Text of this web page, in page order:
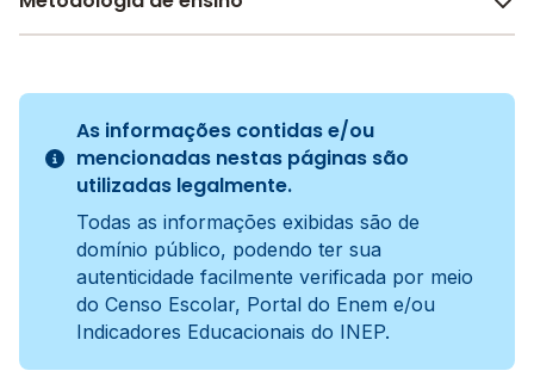
A metodologia é um conjunto de métodos e práticas
adotados pela escola no processo de ensino e
aprendizagem do aluno.
As informações contidas e/ou
mencionadas nestas páginas são
utilizadas legalmente.
Todas as informações exibidas são de
domínio público, podendo ter sua
autenticidade facilmente verificada por meio
do Censo Escolar, Portal do Enem e/ou
Indicadores Educacionais do INEP.